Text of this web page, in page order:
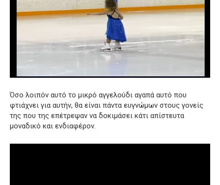
Όσο λοιπόν αυτό το μικρό αγγελούδι αγαπά αυτό που
φτιάχνει για αυτήν, θα είναι πάντα ευγνώμων στους γονείς
της που της επέτρεψαν να δοκιμάσει κάτι απίστευτα
μοναδικό και ενδιαφέρον.